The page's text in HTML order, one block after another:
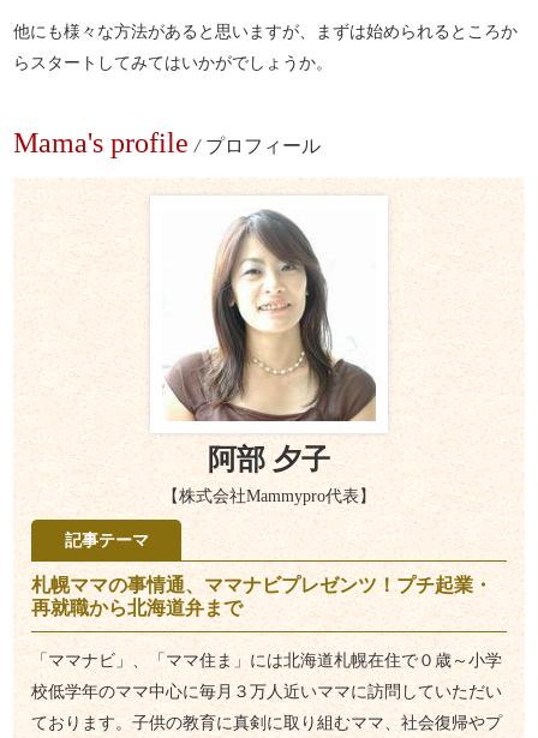
他にも様々な方法があると思いますが、まずは始められるところか
らスタートしてみてはいかがでしょうか。
Mama's profile / プロフィール
阿部 夕子
【株式会社Mammypro代表】
記事テーマ
札幌ママの事情通、ママナビプレゼンツ！プチ起業・
再就職から北海道弁まで
「ママナビ」、「ママ住ま」には北海道札幌在住で０歳～小学
校低学年のママ中心に毎月３万人近いママに訪問していただい
ております。子供の教育に真剣に取り組むママ、社会復帰やプ